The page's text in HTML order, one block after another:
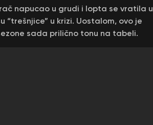
napucao u grudi i lopta se vratila u
“trešnjice” u krizi. Uostalom, ovo je
sada prilično tonu na tabeli.